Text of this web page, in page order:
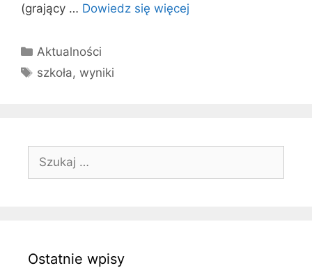
(grający … Dowiedz się więcej
Kategorie
Aktualności
Tagi
szkoła,wyniki
Ostatnie wpisy